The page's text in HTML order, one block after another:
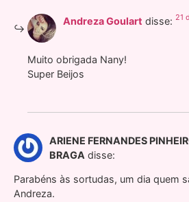
Andreza Goulart disse: 21
Muito obrigada Nany!
Super Beijos
ARIENE FERNANDES
BRAGA disse:
Parabéns às sortudas, um dia quem
Andreza.